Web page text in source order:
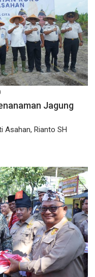
Jagung
Asahan, Rianto SH